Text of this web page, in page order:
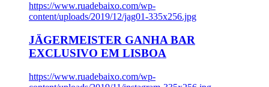
https://www.ruadebaixo.com/wp-
content/uploads/2019/12/jag01-335x256.jpg
JÄGERMEISTER GANHA BAR
EXCLUSIVO EM LISBOA
https://www.ruadebaixo.com/wp-